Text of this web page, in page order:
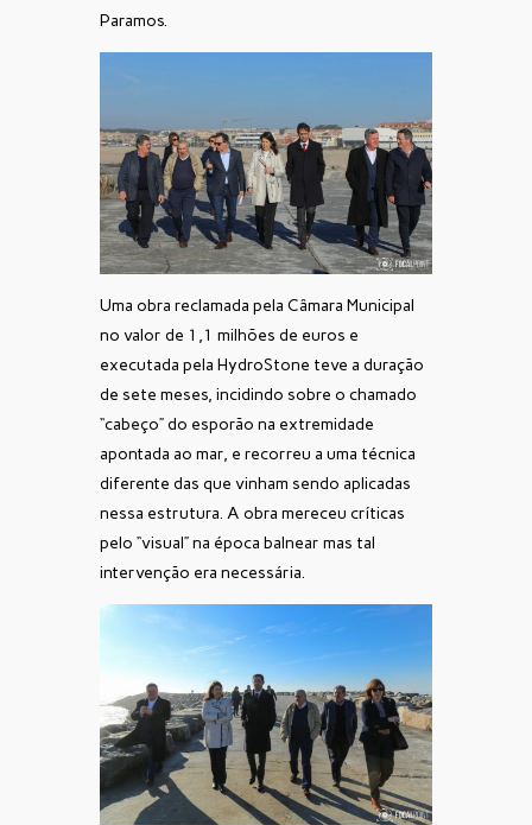
Paramos.
Uma obra reclamada pela Câmara Municipal
no valor de 1,1 milhões de euros e
executada pela HydroStone teve a duração
de sete meses, incidindo sobre o chamado
“cabeço” do esporão na extremidade
apontada ao mar, e recorreu a uma técnica
diferente das que vinham sendo aplicadas
nessa estrutura. A obra mereceu críticas
pelo “visual” na época balnear mas tal
intervenção era necessária.